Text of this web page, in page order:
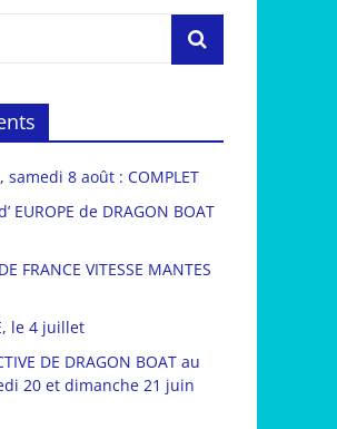
samedi 8 août : COMPLET
EUROPE de DRAGON BOAT
FRANCE VITESSE MANTES
le 4 juillet
DE DRAGON BOAT au
20 et dimanche 21 juin